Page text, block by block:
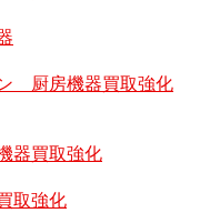
厨房機器買取強化
器買取強化
取強化